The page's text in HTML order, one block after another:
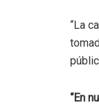
“La
“En